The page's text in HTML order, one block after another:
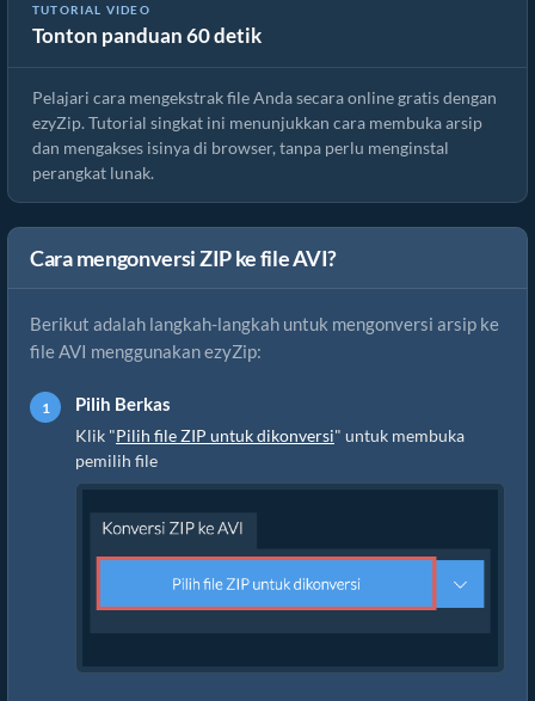
TUTORIAL VIDEO
Tonton panduan 60 detik
Cara Mengekstrak File secara Online dengan ezyZip (Gratis, Tanpa
Instalasi)
Pelajari cara mengekstrak file Anda secara online gratis dengan
ezyZip. Tutorial singkat ini menunjukkan cara membuka arsip
dan mengakses isinya di browser, tanpa perlu menginstal
perangkat lunak.
Cara mengonversi ZIP ke file AVI?
Berikut adalah langkah-langkah untuk mengonversi arsip ke
file AVI menggunakan ezyZip:
Pilih Berkas
Klik "Pilih file ZIP untuk dikonversi" untuk membuka
pemilih file